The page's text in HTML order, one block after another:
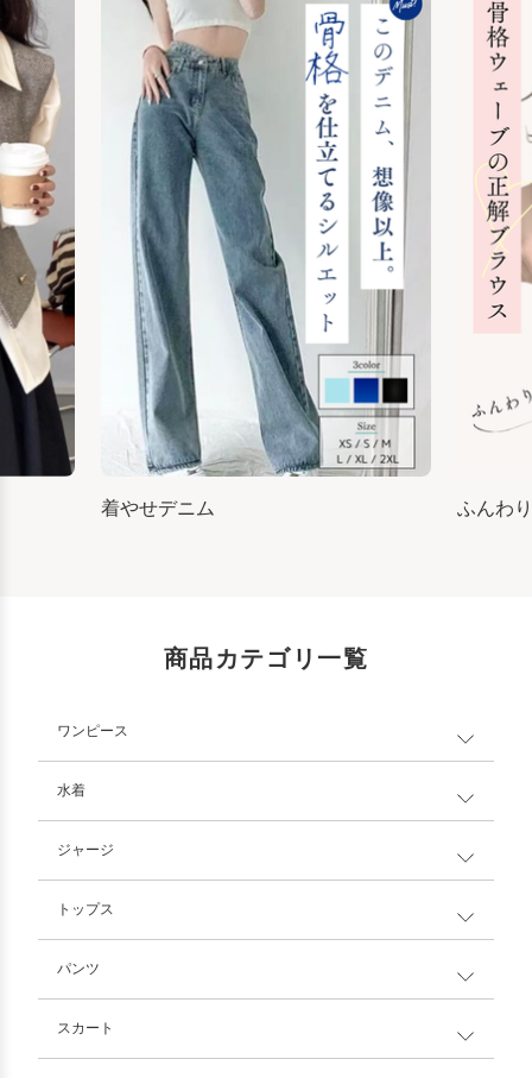
着やせデニム ふんわ
商品カテゴリ一覧
ワンピース
水着
ジャージ
トップス
パンツ
スカート